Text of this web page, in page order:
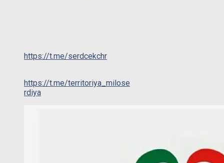
https://t.me/serdcekchr
https://t.me/territoriya_milose
rdiya